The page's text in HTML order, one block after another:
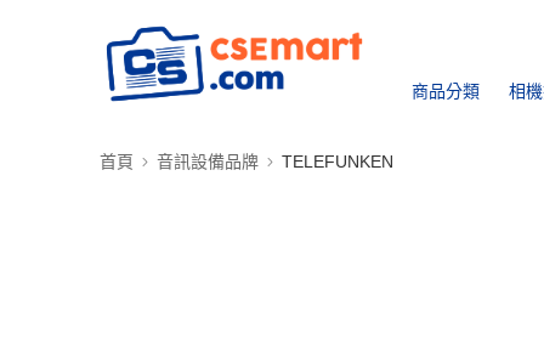
商品分類 相
首頁 音訊設備品牌 TELEFUNKEN